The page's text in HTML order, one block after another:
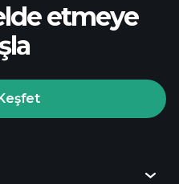
etmeye